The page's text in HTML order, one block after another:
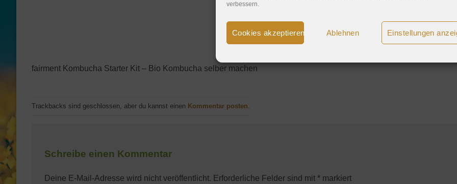
verbessern.
Cookies akzeptieren Ablehnen Einstellungen
fairment Kombucha Starter Kit – Bio Kombucha selber machen
Trackbacks sind geschlossen, aber du kannst einen Kommentar posten
Schreibe einen Kommentar
Deine E-Mail-Adresse wird nicht veröffentlicht. Erforderliche Felder sind mit * markiert